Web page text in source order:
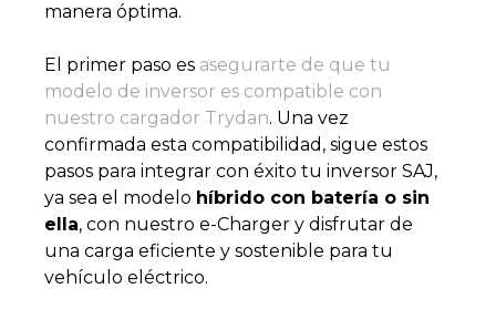
manera óptima.
El primer paso es asegurarte de que tu
modelo de inversor es compatible con
nuestro cargador Trydan. Una vez
confirmada esta compatibilidad, sigue estos
pasos para integrar con éxito tu inversor SAJ,
ya sea el modelo híbrido con batería o sin
ella, con nuestro e-Charger y disfrutar de
una carga eficiente y sostenible para tu
vehículo eléctrico.